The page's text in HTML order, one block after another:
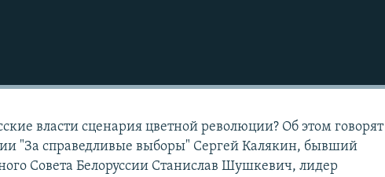
власти сценария цветной революции? Об этом говорят
"За справедливые выборы" Сергей Калякин, бывший
Совета Белоруссии Станислав Шушкевич, лидер